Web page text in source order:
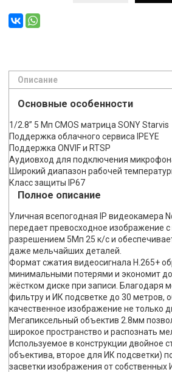
Описание
Основные особенности
1/2.8” 5 Мп CMOS матрица SONY Starvis
Поддержка облачного сервиса IPEYE
Поддержка ONVIF и RTSP
Аудиовход для подключения
Широкий диапазон рабочей
Класс защиты IP67
Полное описание
Уличная всепогодная IP видеокамера
передает превосходное изображение
разрешением 5Мп 25 к/с и
даже мельчайших деталей.
Формат сжатия видеосигнала H.265+
минимальными потерями и экономит
жёстком диске при записи. Благодаря
фильтру и ИК подсветке до 30 метров,
качественное изображение не только
Мегапиксельный объектив 2.8мм
широкое пространство и распознать
Используемое в конструкции двойное
объектива, второе для ИК подсветки)
засветки изображения от собственных